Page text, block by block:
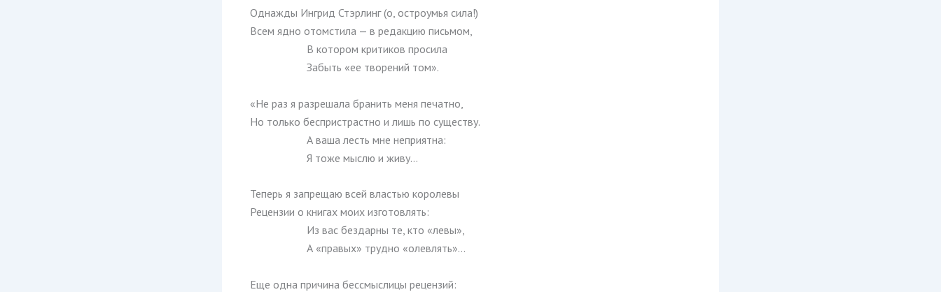
Однажды Ингрид Стэрлинг (о, остроумья сила!)
Всем ядно отомстила — в редакцию письмом,
В котором критиков просила
Забыть «ее творений том».
«Не раз я разрешала бранить меня печатно,
Но только беспристрастно и лишь по существу.
А ваша лесть мне неприятна:
Я тоже мыслю и живу…
Теперь я запрещаю всей властью королевы
Рецензии о книгах моих изготовлять:
Из вас бездарны те, кто «левы»,
А «правых» трудно «олевлять»…
Еще одна причина бессмыслицы рецензий: